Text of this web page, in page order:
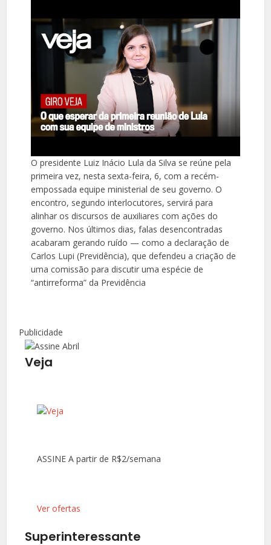
O presidente Luiz Inácio Lula da Silva se reúne pela
primeira vez, nesta sexta-feira, 6, com a recém-
empossada equipe ministerial de seu governo. O
encontro, segundo interlocutores, servirá para
alinhar os discursos de auxiliares com ações do
governo. Nos últimos dias, falas desencontradas
acabaram gerando ruído — como a declaração de
Carlos Lupi (Previdência), que defendeu a criação de
uma comissão para discutir uma espécie de
“antirreforma” da Previdência
Publicidade
Veja
ASSINE A partir de R$2/semana
Ver ofertas
Superinteressante